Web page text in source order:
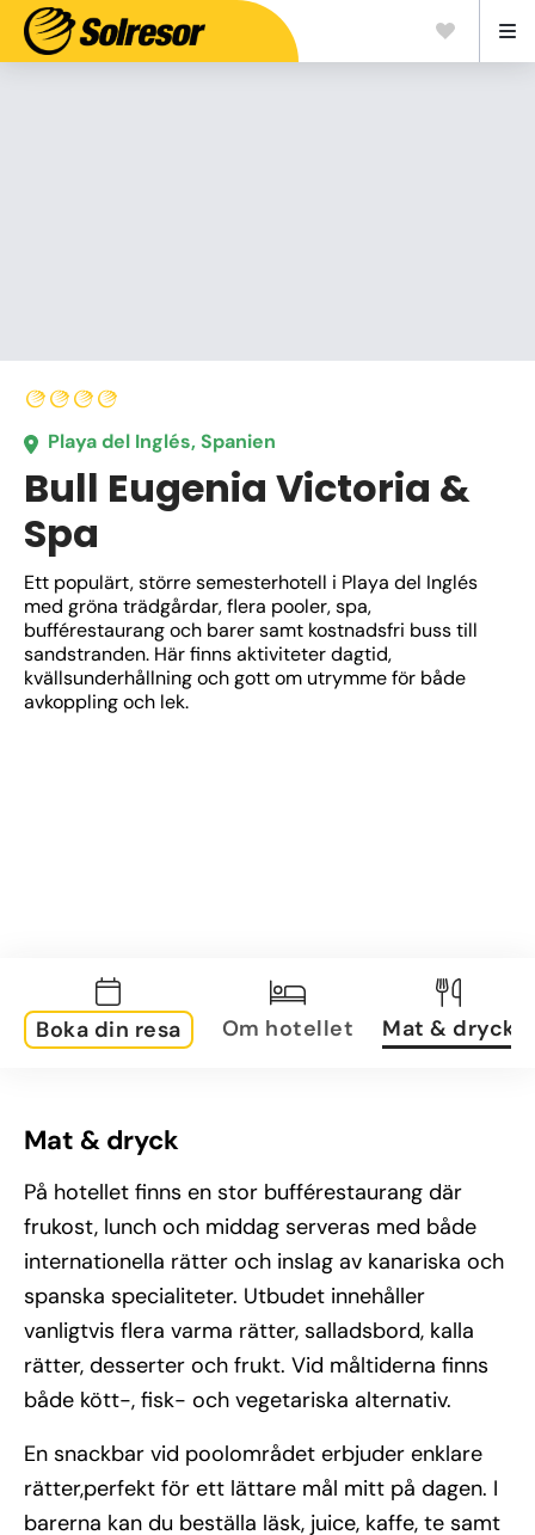
Playa del Inglés, Spanien
Bull Eugenia Victoria &
Spa
Ett populärt, större semesterhotell i Playa del Inglés
med gröna trädgårdar, flera pooler, spa,
bufférestaurang och barer samt kostnadsfri buss till
sandstranden. Här finns aktiviteter dagtid,
kvällsunderhållning och gott om utrymme för både
avkoppling och lek.
Boka din resa Om hotellet Mat & dryck
Mat & dryck
På hotellet finns en stor bufférestaurang där
frukost, lunch och middag serveras med både
internationella rätter och inslag av kanariska och
spanska specialiteter. Utbudet innehåller
vanligtvis flera varma rätter, salladsbord, kalla
rätter, desserter och frukt. Vid måltiderna finns
både kött-, fisk- och vegetariska alternativ.
En snackbar vid poolområdet erbjuder enklare
rätter,perfekt för ett lättare mål mitt på dagen. I
barerna kan du beställa läsk, juice, kaffe, te samt